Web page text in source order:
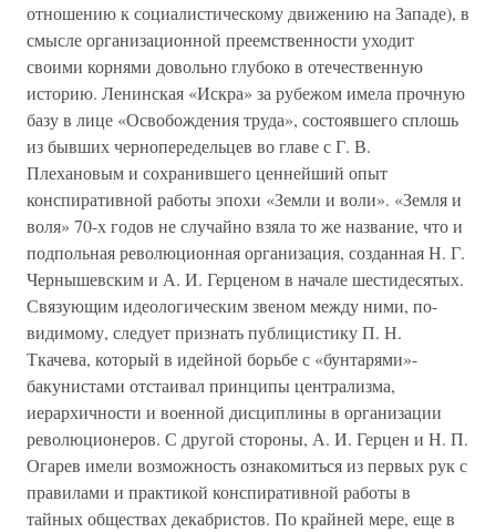
отношению к социалистическому движению на Западе), в
смысле организационной преемственности уходит
своими корнями довольно глубоко в отечественную
историю. Ленинская «Искра» за рубежом имела прочную
базу в лице «Освобождения труда», состоявшего сплошь
из бывших чернопередельцев во главе с Г. В.
Плехановым и сохранившего ценнейший опыт
конспиративной работы эпохи «Земли и воли». «Земля и
воля» 70-х годов не случайно взяла то же название, что и
подпольная революционная организация, созданная Н. Г.
Чернышевским и А. И. Герценом в начале шестидесятых.
Связующим идеологическим звеном между ними, по-
видимому, следует признать публицистику П. Н.
Ткачева, который в идейной борьбе с «бунтарями»-
бакунистами отстаивал принципы централизма,
иерархичности и военной дисциплины в организации
революционеров. С другой стороны, А. И. Герцен и Н. П.
Огарев имели возможность ознакомиться из первых рук с
правилами и практикой конспиративной работы в
тайных обществах декабристов. По крайней мере, еще в